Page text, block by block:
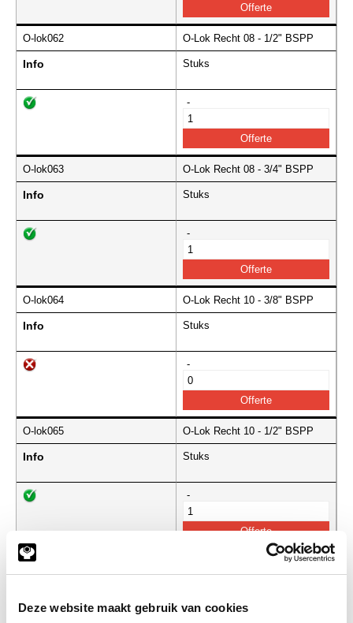
Deze website maakt gebruik van cookies
O-lok062 O-Lok Recht 08 - 1/2" BSPP
Info Stuks
-
O-lok063 O-Lok Recht 08 - 3/4" BSPP
Info Stuks
-
O-lok064 O-Lok Recht 10 - 3/8" BSPP
Info Stuks
-
O-lok065 O-Lok Recht 10 - 1/2" BSPP
Info Stuks
-
O-lok066 O-Lok Recht 10 - 3/4" BSPP